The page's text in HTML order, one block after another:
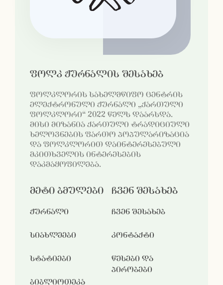
ფოლკ ჟურნალის შესახებ
ფოლკლორის სახელმწიფო ცენტრის
ელექტრონული ჟურნალი „ქართული
ფოლკლორი“ 2022 წელს დაარსდა.
მისი მიზანია ქართული ტრადიციული
ხელოვნების ფართო პოპულარიზაცია
და ფოლკლორით დაინტერესებული
მკითხველის ინტერესების
დაკმაყოფილება.
მეტი ბმულები
ჟურნალი
სიახლეები
სტატიები
ბიბლიოთეკა
ჩვენ შესახებ
ჩვენ შესახებ
კონტაქტი
წესები და
პირობები